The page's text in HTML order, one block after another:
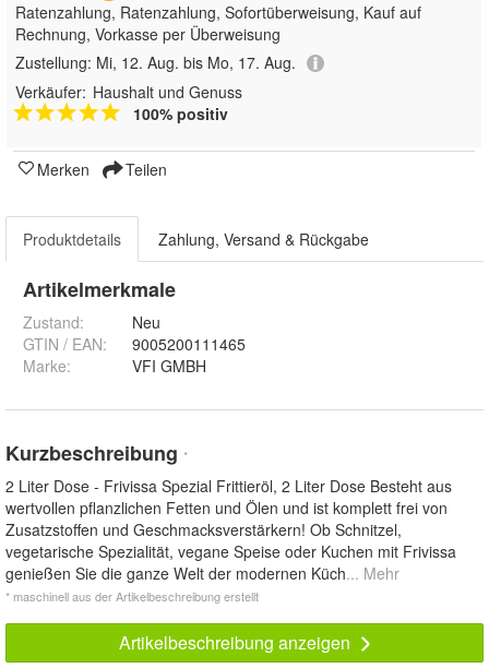
Ratenzahlung, Ratenzahlung, Sofortüberweisung, Kauf auf
Rechnung, Vorkasse per Überweisung
Zustellung: Mi, 12. Aug. bis Mo, 17. Aug.
Verkäufer: Haushalt und Genuss
100% positiv
Merken Teilen
Produktdetails Zahlung, Versand & Rückgabe
Artikelmerkmale
Zustand:
Neu
GTIN / EAN:
9005200111465
Marke:
VFI GMBH
Kurzbeschreibung *
2 Liter Dose - Frivissa Spezial Frittieröl, 2 Liter Dose Besteht aus
wertvollen pflanzlichen Fetten und Ölen und ist komplett frei von
Zusatzstoffen und Geschmacksverstärkern! Ob Schnitzel,
vegetarische Spezialität, vegane Speise oder Kuchen mit Frivissa
genießen Sie die ganze Welt der modernen Küch... Mehr
* maschinell aus der Artikelbeschreibung erstellt
Artikelbeschreibung anzeigen